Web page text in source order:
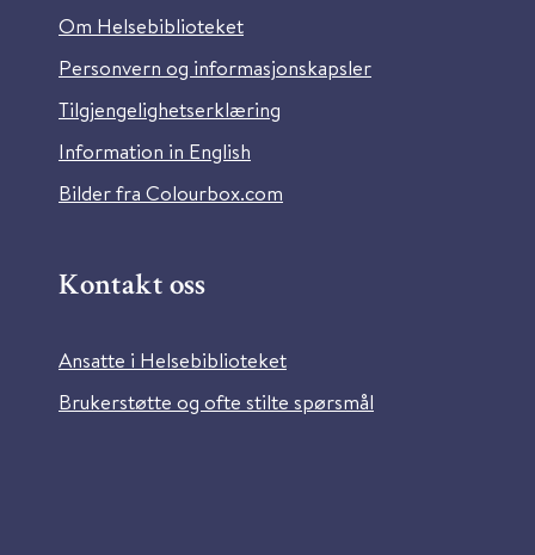
Om Helsebiblioteket
Personvern og informasjonskapsler
Tilgjengelighetserklæring
Information in English
Bilder fra Colourbox.com
Kontakt oss
Ansatte i Helsebiblioteket
Brukerstøtte og ofte stilte spørsmål